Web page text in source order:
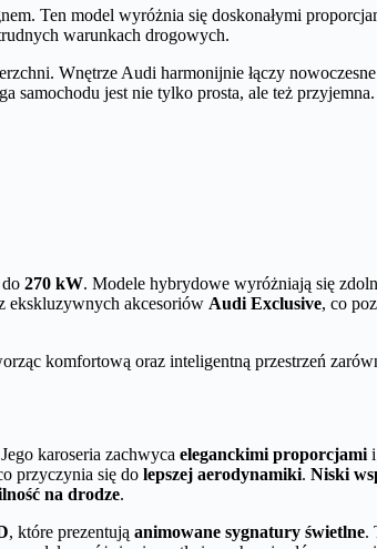
Ten model wyróżnia się doskonałymi
warunkach drogowych.
Wnętrze Audi harmonijnie łączy
samochodu jest nie tylko prosta, ale też przyjemna.
270 kW. Modele hybrydowe wyróżniają się
ekskluzywnych akcesoriów Audi Exclusive, co
komfortową oraz inteligentną przestrzeń
karoseria zachwyca eleganckimi proporcjami i
przyczynia się do lepszej aerodynamiki. Niski
na drodze.
, które prezentują animowane sygnatury świetlne.